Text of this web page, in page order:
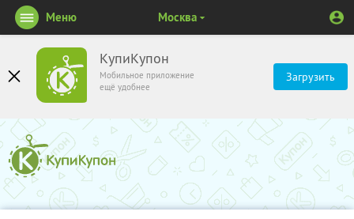
КупиКупон
Мобильное приложение
ещё удобнее
Загрузить
Меню Москва